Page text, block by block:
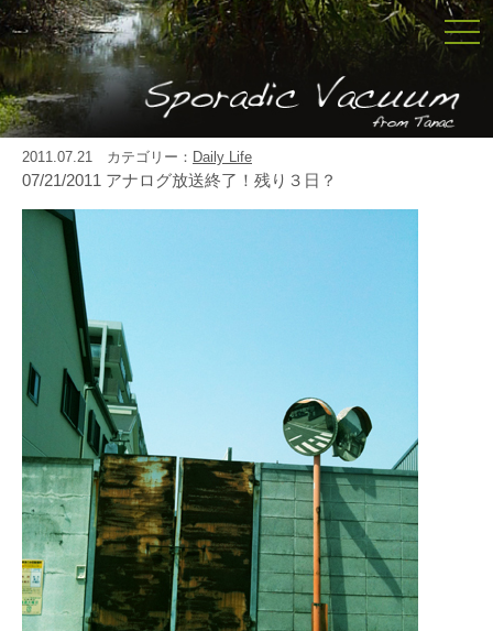
2011.07.21 カテゴリー： Daily Life
07/21/2011 アナログ放送終了！残り３日？